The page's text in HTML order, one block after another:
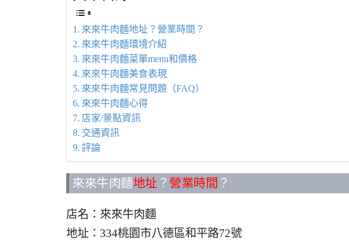
來來牛肉麵地址？營業時間？
來來牛肉麵環境介紹
來來牛肉麵菜單menu和價格
來來牛肉麵美食表現
來來牛肉麵常見問題（FAQ）
來來牛肉麵心得
店家/景點資訊
交通資訊
評論
來來牛肉麵地址 ？ 營業時間 ？
店名：來來牛肉麵
地址：334桃園市八德區和平路72號